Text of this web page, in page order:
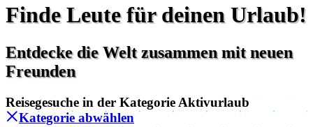
Finde Leute für deinen Urlaub!
Entdecke die Welt zusammen mit neuen
Freunden
Reisegesuche in der Kategorie Aktivurlaub
Kategorie abwählen